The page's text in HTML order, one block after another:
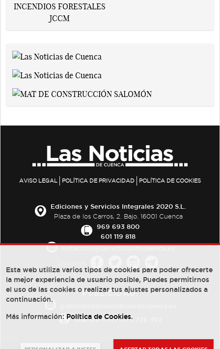
AVISO LEGAL POLÍTICA DE PRIVACIDAD POLÍTICA DE COOKIES
Ediciones y Servicios Integrales 2020 S.L.
Plaza de los Carros, 2. Bajo. 16001 Cuenca
969 693 800
601 119 818
PUBLICIDAD:
684 126 573/670 726 392
Esta web utiliza varios tipos de cookies para poder ofrecerte
la mejor experiencia de usuario posible, Puedes permitirnos
el uso de las cookies o realizar tus ajustes personalizados a
continuación.
Más información: Política de Cookies.